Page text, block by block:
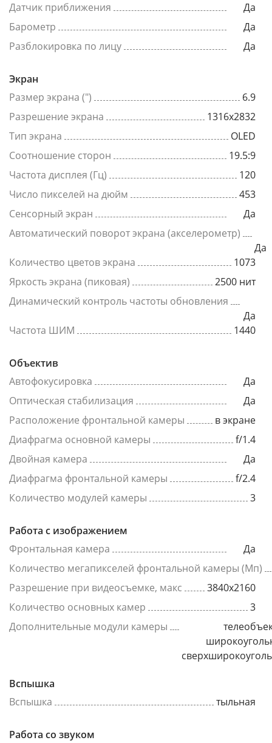
Датчик приближения
Да
Барометр
Да
Разблокировка по лицу
Да
Экран
Размер экрана (")
6.9
Разрешение экрана
1316x2832
Тип экрана
OLED
Соотношение сторон
19.5:9
Частота дисплея (Гц)
120
Число пикселей на дюйм
453
Сенсорный экран
Да
Автоматический поворот экрана (акселерометр)
Да
Количество цветов экрана
1073
Яркость экрана (пиковая)
2500 нит
Динамический контроль частоты обновления
Да
Частота ШИМ
1440
Объектив
Автофокусировка
Да
Оптическая стабилизация
Да
Расположение фронтальной камеры
в экране
Диафрагма основной камеры
f/1.4
Двойная камера
Да
Диафрагма фронтальной камеры
f/2.4
Количество модулей камеры
3
Работа с изображением
Фронтальная камера
Да
Количество мегапикселей фронтальной камеры (Мп)
Разрешение при видеосъемке, макс
3840x2160
Количество основных камер
3
Дополнительные модули камеры
Вспышка
Вспышка
тыльная
Работа со звуком